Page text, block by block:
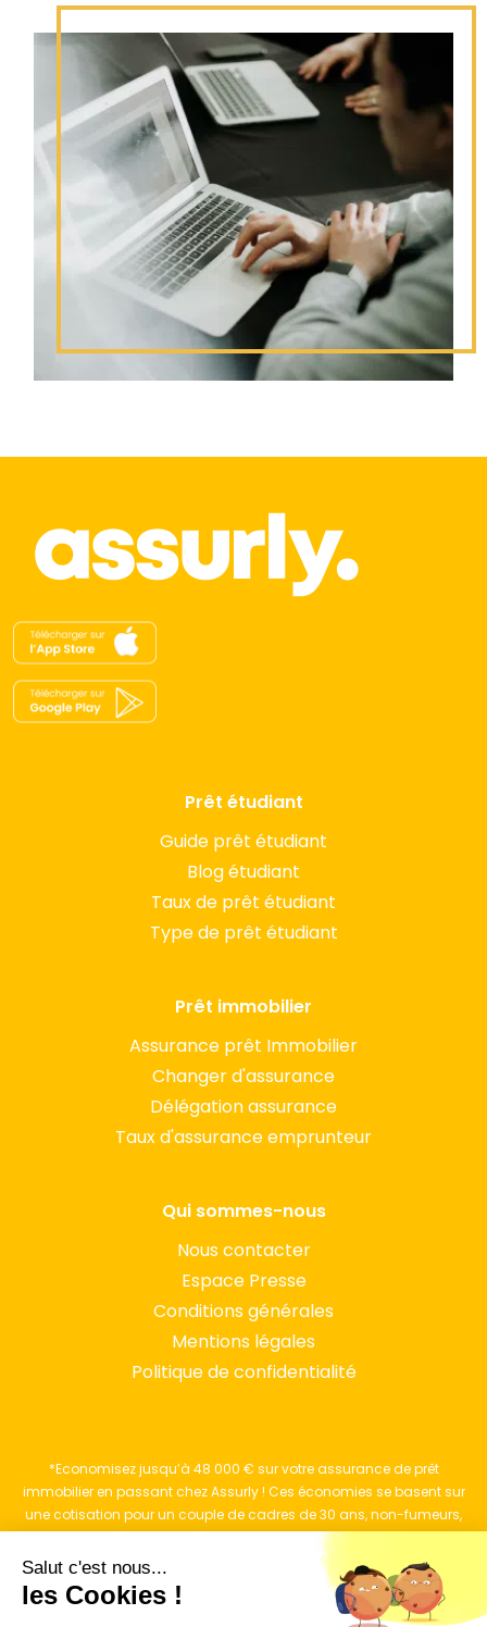
Prêt étudiant
Guide prêt étudiant
Blog étudiant
Taux de prêt étudiant
Type de prêt étudiant
Prêt immobilier
Assurance prêt Immobilier
Changer d'assurance
Délégation assurance
Taux d'assurance emprunteur
Qui sommes-nous
Nous contacter
Espace Presse
Conditions générales
Mentions légales
Politique de confidentialité
*Economisez jusqu’à 48 000 € sur votre assurance de prêt
immobilier en passant chez Assurly ! Ces économies se basent sur
une cotisation pour un couple de cadres de 30 ans, non-fumeurs,
qui empruntent 1,2M€ sur 23 ans et assurés à 100% avec une
couverture complète sur l’ensemble des garanties exigées par les
banques, en comparaison de leur ancien contrat d’assurance de
pret immobilier souscrit auprès d’un bancassureur français.
Salut c'est nous...
les Cookies !